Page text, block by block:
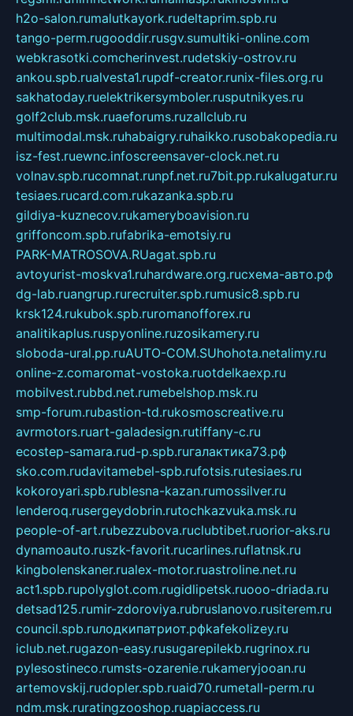
h2o-salon.rumalutkayork.rudeltaprim.spb.ru
tango-perm.rugooddir.rusgv.sumultiki-online.com
webkrasotki.comcherinvest.rudetskiy-ostrov.ru
ankou.spb.rualvesta1.rupdf-creator.runix-files.org.ru
sakhatoday.ruelektrikersymboler.rusputnikyes.ru
golf2club.msk.ruaeforums.ruzallclub.ru
multimodal.msk.ruhabaigry.ruhaikko.rusobakopedia.ru
isz-fest.ruewnc.infoscreensaver-clock.net.ru
volnav.spb.rucomnat.runpf.net.ru7bit.pp.rukalugatur.ru
tesiaes.rucard.com.rukazanka.spb.ru
gildiya-kuznecov.rukameryboavision.ru
griffoncom.spb.rufabrika-emotsiy.ru
PARK-MATROSOVA.RUagat.spb.ru
avtoyurist-moskva1.ruhardware.org.ruсхема-авто.рф
dg-lab.ruangrup.rurecruiter.spb.rumusic8.spb.ru
krsk124.rukubok.spb.ruromanofforex.ru
analitikaplus.ruspyonline.ruzosikamery.ru
sloboda-ural.pp.ruAUTO-COM.SUhohota.netalimy.ru
online-z.comaromat-vostoka.ruotdelkaexp.ru
mobilvest.rubbd.net.rumebelshop.msk.ru
smp-forum.rubastion-td.rukosmoscreative.ru
avrmotors.ruart-galadesign.rutiffany-c.ru
ecostep-samara.rud-p.spb.ruгалактика73.рф
sko.com.rudavitamebel-spb.rufotsis.rutesiaes.ru
kokoroyari.spb.rublesna-kazan.rumossilver.ru
lenderoq.rusergeydobrin.rutochkazvuka.msk.ru
people-of-art.rubezzubova.ruclubtibet.ruorior-aks.ru
dynamoauto.ruszk-favorit.rucarlines.ruflatnsk.ru
kingbolenskaner.rualex-motor.ruastroline.net.ru
act1.spb.rupolyglot.com.rugidlipetsk.ruooo-driada.ru
detsad125.rumir-zdoroviya.rubruslanovo.rusiterem.ru
council.spb.ruлодкипатриот.рфkafekolizey.ru
iclub.net.rugazon-easy.rusugarepilekb.rugrinox.ru
pylesostineco.rumsts-ozarenie.rukameryjooan.ru
artemovskij.rudopler.spb.ruaid70.rumetall-perm.ru
ndm.msk.ruratingzooshop.ruapiaccess.ru